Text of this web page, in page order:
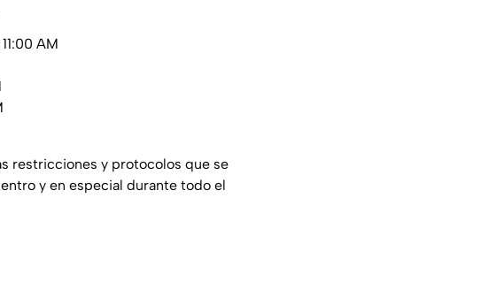
AM
restricciones y protocolos que se
y en especial durante todo el